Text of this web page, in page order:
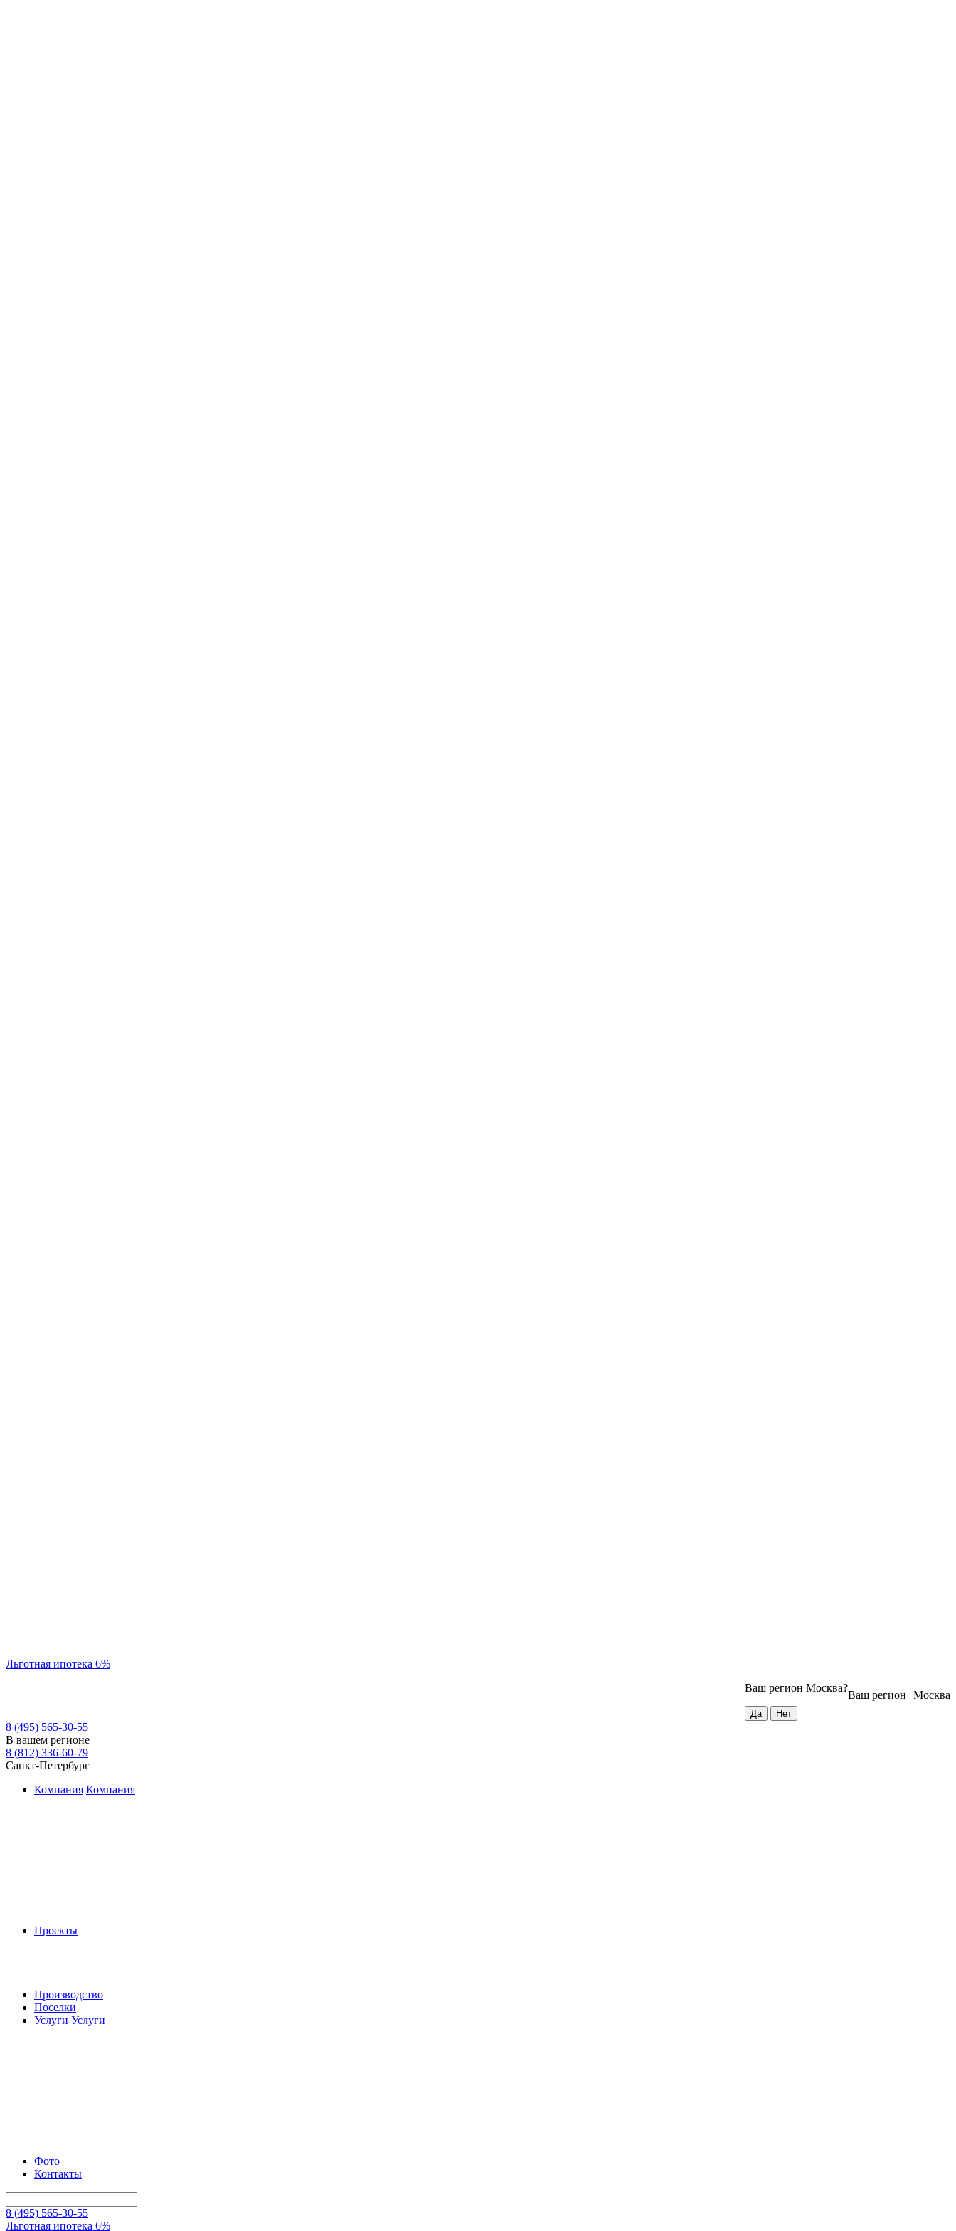
Льготная ипотека 6%
Москва
Ваш регион
Ваш регион Москва?
8 (495) 565-30-55
В вашем регионе
8 (812) 336-60-79
Санкт-Петербург
Компания Компания
Проекты
Производство
Поселки
Услуги Услуги
Фото
Контакты
8 (495) 565-30-55
Льготная ипотека 6%